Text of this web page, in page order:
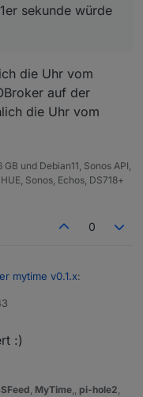
sekunde würde
die Uhr vom
auf der
die Uhr vom
und Debian11, Sonos API,
Sonos, Echos, DS718+
0
mytime v0.1.x:
1er sekunde
ich die Uhr vom
die Uhr vom
:)
, MyTime,, pi-hole2,